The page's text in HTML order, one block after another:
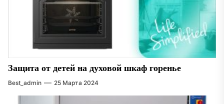
Защита от детей на духовой шкаф горенье
Best_admin 25 Марта 2024